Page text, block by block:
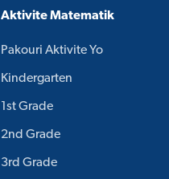
Aktivite Matematik
Pakouri Aktivite Yo
Kindergarten
1st Grade
2nd Grade
3rd Grade